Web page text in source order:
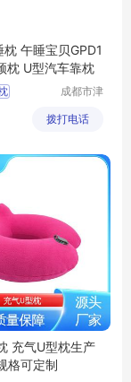
午睡宝贝GPD1
枕 U型汽车靠枕
车靠枕
成都市津
技有限公
拨打电话
充气U型枕生产
格可定制